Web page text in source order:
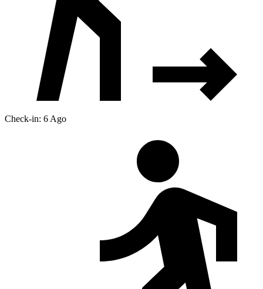
Check-in: 6 Ago